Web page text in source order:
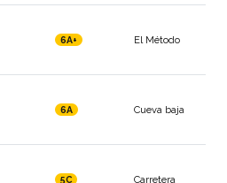
6A+ El Método
6A Cueva baja
5C Carretera